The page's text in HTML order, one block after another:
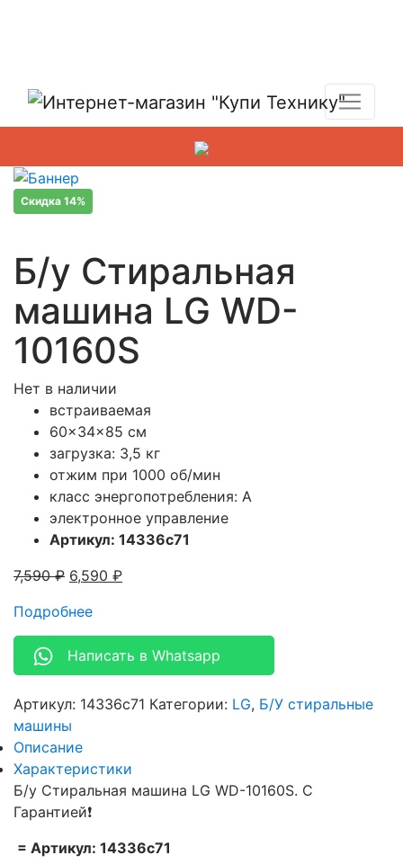
Скидка 14%
Б/у Стиральная
машина LG WD-
10160S
Нет в наличии
встраиваемая
60x34x85 см
загрузка: 3,5 кг
отжим при 1000 об/мин
класс энергопотребления: A
электронное управление
Артикул: 14336c71
7,590₽ 6,590 ₽
Подробнее
Написать в Whatsapp
Артикул: 14336c71 Категории: LG, Б/У стиральные
машины
Описание
Характеристики
Б/у Стиральная машина LG WD-10160S. С
Гарантией❗
= Артикул: 14336c71